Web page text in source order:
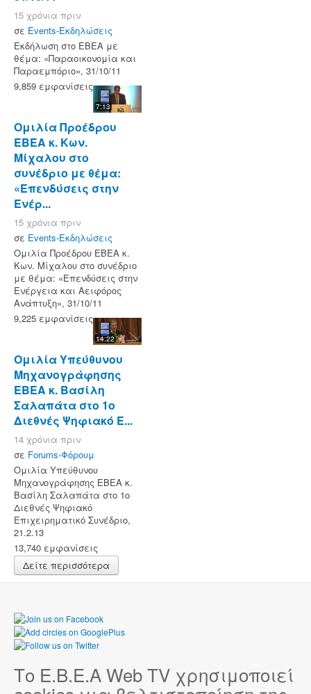
15 χρόνια πριν
σε Events-Εκδηλώσεις
Εκδήλωση στο ΕΒΕΑ με
θέμα: «Παραοικονομία και
Παραεμπόριο», 31/10/11
9,859 εμφανίσεις
7:13
Ομιλία Προέδρου
ΕΒΕΑ κ. Κων.
Μίχαλου στο
συνέδριο με θέμα:
«Επενδύσεις στην
Ενέρ...
15 χρόνια πριν
σε Events-Εκδηλώσεις
Ομιλία Προέδρου ΕΒΕΑ κ.
Κων. Μίχαλου στο συνέδριο
με θέμα: «Επενδύσεις στην
Ενέργεια και Αειφόρος
Ανάπτυξη», 31/10/11
9,225 εμφανίσεις
14:22
Ομιλία Υπεύθυνου
Μηχανογράφησης
ΕΒΕΑ κ. Βασίλη
Σαλαπάτα στο 1ο
Διεθνές Ψηφιακό Ε...
14 χρόνια πριν
σε Forums-Φόρουμ
Ομιλία Υπεύθυνου
Μηχανογράφησης ΕΒΕΑ κ.
Βασίλη Σαλαπάτα στο 1ο
Διεθνές Ψηφιακό
Επιχειρηματικό Συνέδριο,
21.2.13
13,740 εμφανίσεις
Δείτε περισσότερα
Το Ε.Β.Ε.Α Web TV χρησιμοποιεί